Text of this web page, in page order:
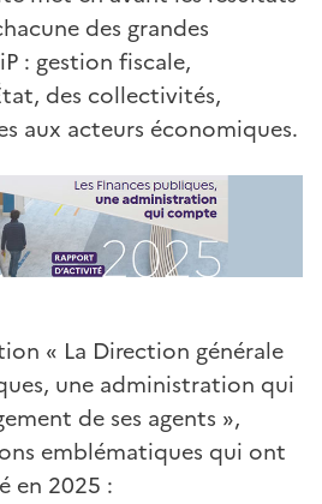
des grandes
: gestion fiscale,
des collectivités,
aux acteurs économiques.
« La Direction générale
une administration qui
de ses agents »,
emblématiques qui ont
en 2025 :